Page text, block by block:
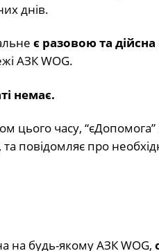
днів.
є разовою та
АЗК WOG.
немає.
цього часу,
повідомляє про
на будь-якому АЗК WOG,